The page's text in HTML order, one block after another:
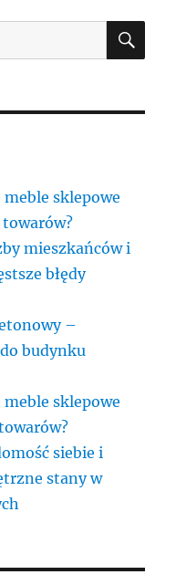
sklepowe
mieszkańców i
błędy
–
budynku
sklepowe
siebie i
stany w